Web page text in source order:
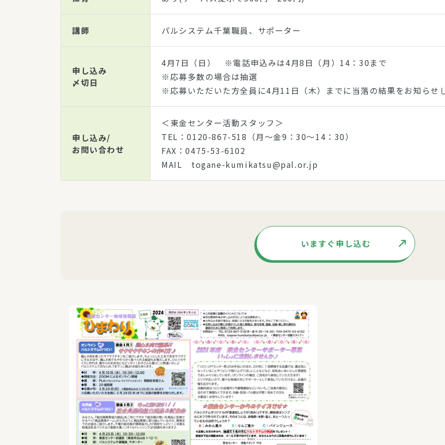
講師 パルシステム千葉職員、サポーター
申し込み
〆切日
4月7日（日） ※電話申込みは4月8日（月）14：30まで
※応募多数の場合は抽選
※応募いただいた方全員に4月11日（木）までに当落の結果をお知らせ
申し込み/
お問い合わせ
＜東金センター活動スタッフ＞
TEL：0120-867-518（月～金9：30～14：30）
FAX：0475-53-6102
MAIL togane-kumikatsu@pal.or.jp
いますぐ申し込む